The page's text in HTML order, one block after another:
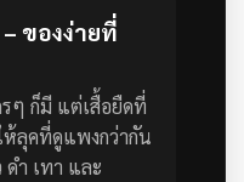
ของง่ายที่
ๆ ก็มี แต่เสื้อยืดที่
ลุคที่ดูแพงกว่ากัน
ำ เทา และ